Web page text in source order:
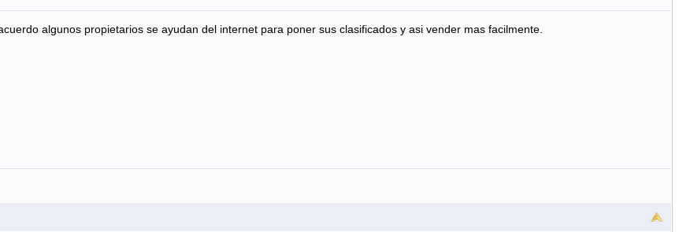
algunos propietarios se ayudan del internet para poner sus clasificados y asi vender mas facilmente.